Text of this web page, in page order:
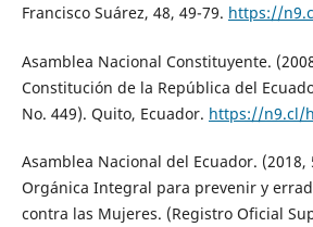
Francisco Suárez, 48, 49-79. https://
Asamblea Nacional Constituyente.
Constitución de la República del
No. 449). Quito, Ecuador. https://n9.cl/
Asamblea Nacional del Ecuador.
Orgánica Integral para prevenir y
contra las Mujeres. (Registro Oficial